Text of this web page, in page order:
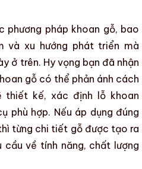
phương pháp khoan gỗ, bao
và xu hướng phát triển mà
ở trên. Hy vọng bạn đã nhận
gỗcó thể phản ánh cách
thiết kế, xác định lỗ khoan
phù hợp. Nếu áp dụng đúng
từng chi tiết gỗđược tạo ra
cầu về tính năng, chất lượng